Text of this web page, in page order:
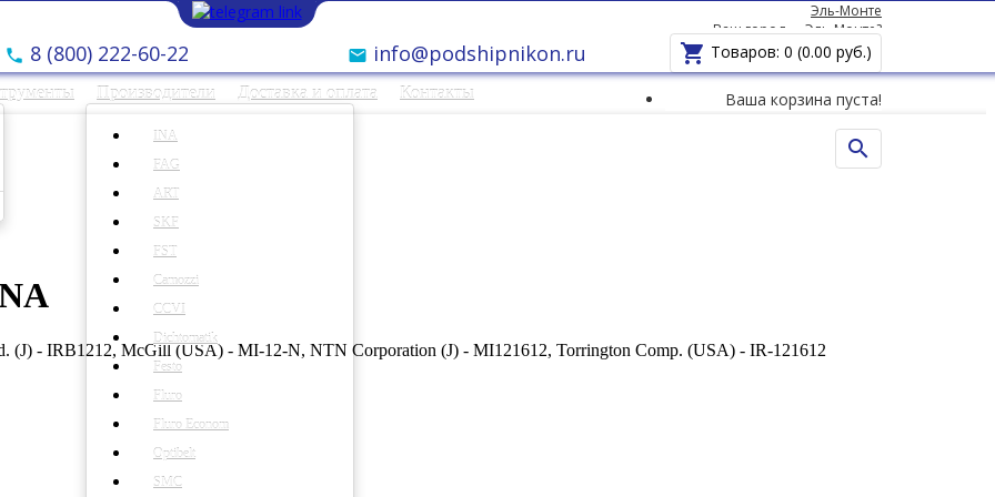
Эль-Монте
Ваш город —Эль-Монте?
8 (800) 222-60-22 info@podshipnikon.ru  Товаров: 0 (0.00 руб.)
Ваша корзина пуста!

Производители
INA
FAG
ART
SKF
FST
Camozzi
CCVI
Dichtomatik
Festo
Fluro
Fluro Econom
Optibelt
SMC
Доставка и оплата Контакты
(J) - IRB1212, McGill (USA) - MI-12-N, NTN Corporation (J) - MI121612, Torrington Comp. (USA) - IR-121612